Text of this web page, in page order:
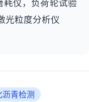
仪，负荷轮试验
光粒度分析仪
青检测